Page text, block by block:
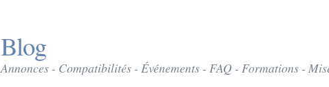
Blog
Annonces - Compatibilités - Événements - FAQ - Formations -